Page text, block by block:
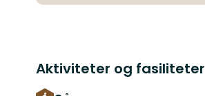
Aktiviteter og fasiliteter